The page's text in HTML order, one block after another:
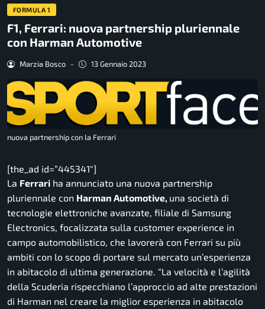
FORMULA 1
F1, Ferrari: nuova partnership pluriennale
con Harman Automotive
Marzia Bosco - 13 Gennaio 2023
nuova partnership con la Ferrari
[the_ad id=”445341″]
La Ferrari ha annunciato una nuova partnership
pluriennale con Harman Automotive, una società di
tecnologie elettroniche avanzate, filiale di Samsung
Electronics, focalizzata sulla customer experience in
campo automobilistico, che lavorerà con Ferrari su più
ambiti con lo scopo di portare sul mercato un’esperienza
in abitacolo di ultima generazione. “La velocità e l’agilità
della Scuderia rispecchiano l’approccio ad alte prestazioni
di Harman nel creare la miglior esperienza in abitacolo